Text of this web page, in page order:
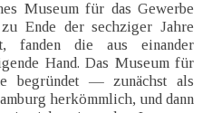
Museum für das Gewerbe
Ende der sechziger Jahre
fanden die aus einander
Hand. Das Museum für
begründet — zunächst als
herkömmlich, und dann